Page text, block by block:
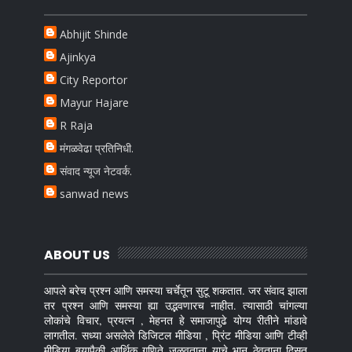
Abhijit Shinde
Ajinkya
City Reportor
Mayur Hajare
R Raja
मंगळवेढा प्रतिनिधी.
संवाद न्यूज नेटवर्क.
sanwad news
ABOUT US
आपले बरेच प्रश्न आणि समस्या चर्चेतून सुटू शकतात. जर संवाद झाला
तर प्रश्न आणि समस्या ह्या उद्भवणारच नाहीत. त्यासाठी चांगल्या
लोकांचे विचार, प्रयत्न , मेहनत हे समाजापुढे योग्य रीतीने मांडावे
लागतील. सध्या असलेले डिजिटल मीडिया , प्रिंट मीडिया आणि टीव्ही